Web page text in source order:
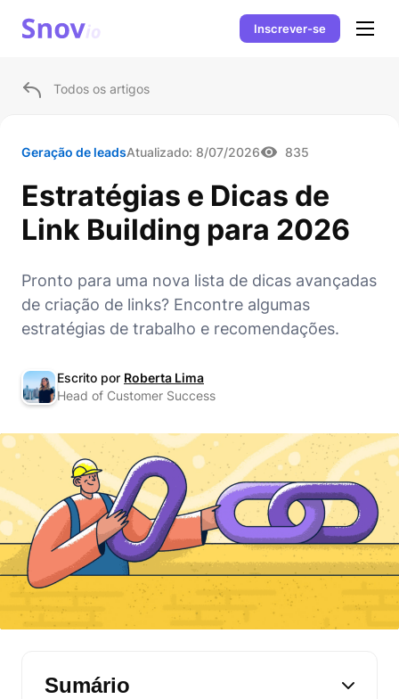
Inscrever-se
Todos os artigos
Geração de leadsAtualizado: 8/07/2026 835
Estratégias e Dicas de
Link Building para 2026
Pronto para uma nova lista de dicas avançadas
de criação de links? Encontre algumas
estratégias de trabalho e recomendações.
Escrito por Roberta Lima
Head of Customer Success
Sumário